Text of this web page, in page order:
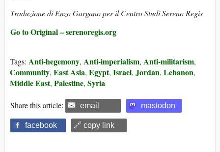
Traduzione di Enzo Gargano per il Centro Studi Sereno Regis
Go to Original – serenoregis.org
Tags: Anti-hegemony, Anti-imperialism, Anti-militarism,
Community, East Asia, Egypt, Israel, Jordan, Lebanon,
Middle East, Palestine, Syria
Share this article: email mastodon
facebook 🔗 copy link